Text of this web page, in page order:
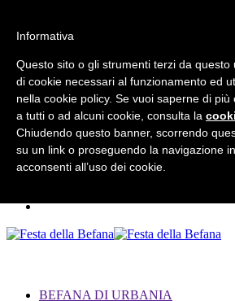
Search for:
BEFANA DI URBANIA
Informativa
Questo sito o gli strumenti terzi da questo
di cookie necessari al funzionamento ed
nella cookie policy. Se vuoi saperne di
a tutti o ad alcuni cookie, consulta la
Chiudendo questo banner, scorrendo
su un link o proseguendo la navigazione
acconsenti all’uso dei cookie.